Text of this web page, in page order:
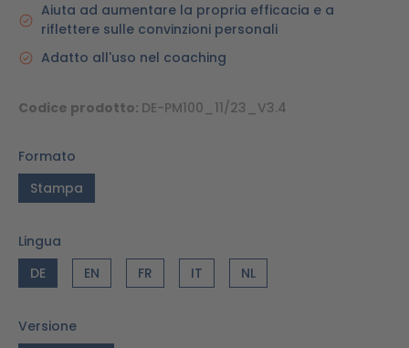
Aiuta ad aumentare la propria efficacia e a
riflettere sulle convinzioni personali
Adatto all'uso nel coaching
Codice prodotto: DE-PM100_11/23_V3.4
Formato
Stampa
Lingua
DE
EN FR IT NL
Versione